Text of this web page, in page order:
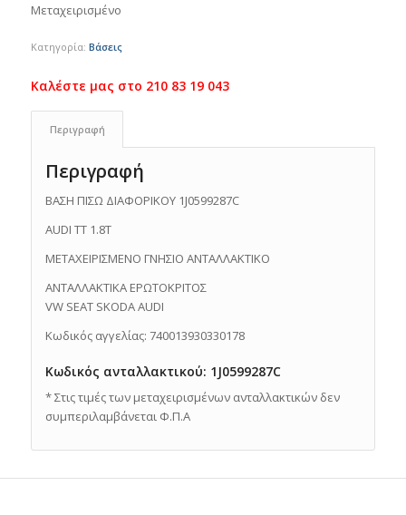
Μεταχειρισμένο
Κατηγορία: Βάσεις
Περιγραφή
Περιγραφή
ΒΑΣΗ ΠΙΣΩ ΔΙΑΦΟΡΙΚOΥ 1J0599287C
AUDI TT 1.8T
ΜΕΤΑΧΕΙΡΙΣΜΕΝΟ ΓΝΗΣΙΟ ΑΝΤΑΛΛΑΚΤΙΚΟ
ΑΝΤΑΛΛΑΚΤΙΚΑ ΕΡΩΤΟΚΡΙΤΟΣ
VW SEAT SKODA AUDI
Κωδικός αγγελίας: 740013930330178
Κωδικός ανταλλακτικού: 1J0599287C
* Στις τιμές των μεταχειρισμένων ανταλλακτικών δεν
συμπεριλαμβάνεται Φ.Π.Α